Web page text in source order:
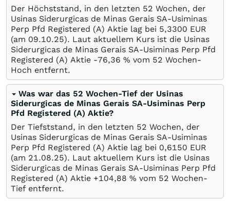
Der Höchststand, in den letzten 52 Wochen, der
Usinas Siderurgicas de Minas Gerais SA-Usiminas
Perp Pfd Registered (A) Aktie lag bei 5,3300 EUR
(am 09.10.25). Laut aktuellem Kurs ist die Usinas
Siderurgicas de Minas Gerais SA-Usiminas Perp Pfd
Registered (A) Aktie -76,36 % vom 52 Wochen-
Hoch entfernt.
Was war das 52 Wochen-Tief der Usinas
Siderurgicas de Minas Gerais SA-Usiminas Perp
Pfd Registered (A) Aktie?
Der Tiefststand, in den letzten 52 Wochen, der
Usinas Siderurgicas de Minas Gerais SA-Usiminas
Perp Pfd Registered (A) Aktie lag bei 0,6150 EUR
(am 21.08.25). Laut aktuellem Kurs ist die Usinas
Siderurgicas de Minas Gerais SA-Usiminas Perp Pfd
Registered (A) Aktie +104,88 % vom 52 Wochen-
Tief entfernt.